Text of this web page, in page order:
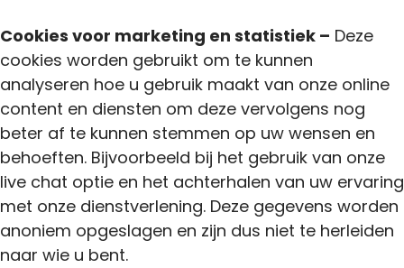
Cookies voor marketing en statistiek – Deze
cookies worden gebruikt om te kunnen
analyseren hoe u gebruik maakt van onze online
content en diensten om deze vervolgens nog
beter af te kunnen stemmen op uw wensen en
behoeften. Bijvoorbeeld bij het gebruik van onze
live chat optie en het achterhalen van uw ervaring
met onze dienstverlening. Deze gegevens worden
anoniem opgeslagen en zijn dus niet te herleiden
naar wie u bent.